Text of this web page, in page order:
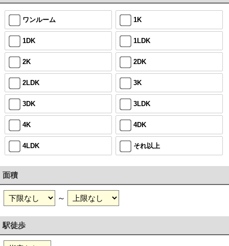
ワンルーム 1K
1DK 1LDK
2K 2DK
2LDK 3K
3DK 3LDK
4K 4DK
4LDK それ以上
面積
～
駅徒歩